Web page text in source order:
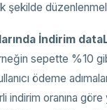
şekilde
İndirim
sepette %10
ödeme
indirim oranına